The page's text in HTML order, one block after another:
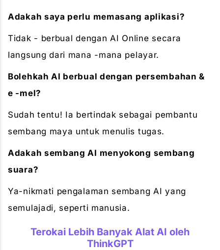
Adakah saya perlu memasang aplikasi?
Tidak - berbual dengan AI Online secara
langsung dari mana -mana pelayar.
Bolehkah AI berbual dengan persembahan &
e -mel?
Sudah tentu! Ia bertindak sebagai pembantu
sembang maya untuk menulis tugas.
Adakah sembang AI menyokong sembang
suara?
Ya-nikmati pengalaman sembang AI yang
semulajadi, seperti manusia.
Terokai Lebih Banyak Alat AI oleh
ThinkGPT